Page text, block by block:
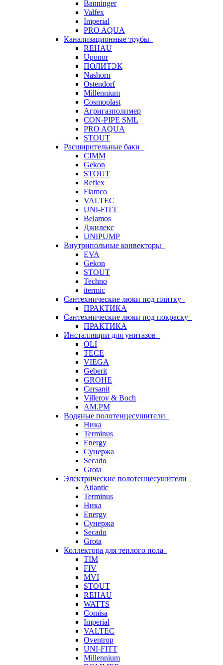
Banninger
Valfex
Imperial
PRO AQUA
Канализационные трубы
REHAU
Uponor
ПОЛИТЭК
Nashorn
Ostendorf
Millennium
Cosmoplast
Агригазполимер
CON-PIPE SML
PRO AQUA
STOUT
Расширительные баки
CIMM
Gekon
STOUT
Reflex
Flamco
VALTEC
UNI-FITT
Belamos
Джилекс
UNIPUMP
Внутрипольные конвекторы
EVA
Gekon
STOUT
Techno
itermic
Сантехнические люки под плитку
ПРАКТИКА
Сантехнические люки под покраску
ПРАКТИКА
Инсталляции для унитазов
OLI
TECE
VIEGA
Geberit
GROHE
Cersanit
Villeroy & Boch
AM.PM
Водяные полотенцесушители
Ника
Terminus
Energy
Сунержа
Secado
Grota
Электрические полотенцесушители
Atlantic
Terminus
Ника
Energy
Сунержа
Secado
Grota
Коллектора для теплого пола
TIM
FIV
MVI
STOUT
REHAU
WATTS
Comisa
Imperial
VALTEC
Oventrop
UNI-FITT
Millennium